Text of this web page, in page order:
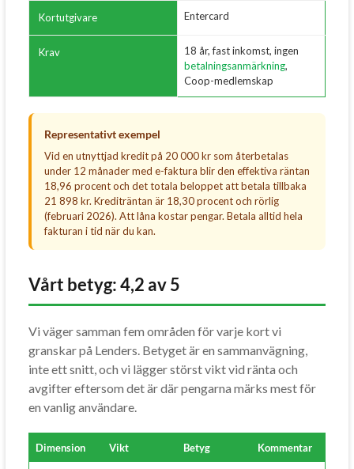
Kortutgivare Entercard
Krav
18 år, fast inkomst, ingen
betalningsanmärkning,
Coop-medlemskap
Representativt exempel
Vid en utnyttjad kredit på 20 000 kr som återbetalas
under 12 månader med e-faktura blir den effektiva räntan
18,96 procent och det totala beloppet att betala tillbaka
21 898 kr. Krediträntan är 18,30 procent och rörlig
(februari 2026). Att låna kostar pengar. Betala alltid hela
fakturan i tid när du kan.
Vårt betyg: 4,2 av 5
Vi väger samman fem områden för varje kort vi
granskar på Lenders. Betyget är en sammanvägning,
inte ett snitt, och vi lägger störst vikt vid ränta och
avgifter eftersom det är där pengarna märks mest för
en vanlig användare.
Dimension Vikt Betyg Kommentar